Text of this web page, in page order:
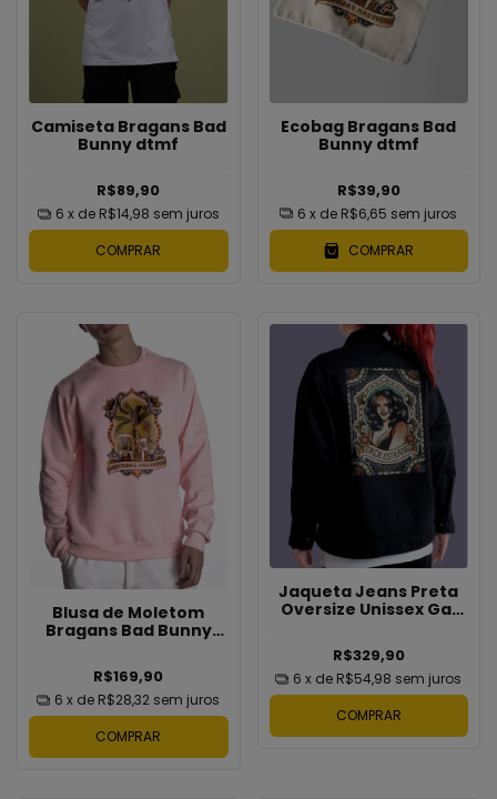
Camiseta Bragans Bad
Bunny dtmf
R$89,90
6 x de R$14,98 sem juros
COMPRAR
Ecobag Bragans Bad
Bunny dtmf
R$39,90
6 x de R$6,65 sem juros
COMPRAR
Blusa de Moletom
Bragans Bad Bunny
R$169,90
6 x de R$28,32 sem juros
COMPRAR
Jaqueta Jeans Preta
Oversize Unissex Gal
Bragans
R$329,90
6 x de R$54,98 sem juros
COMPRAR